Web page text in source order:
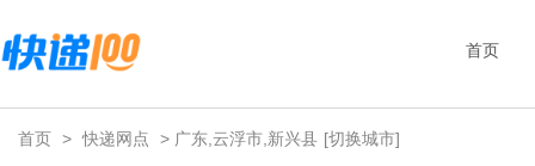
首页
首页 > 快递网点 > 广东,云浮市,新兴县 [切换城市]